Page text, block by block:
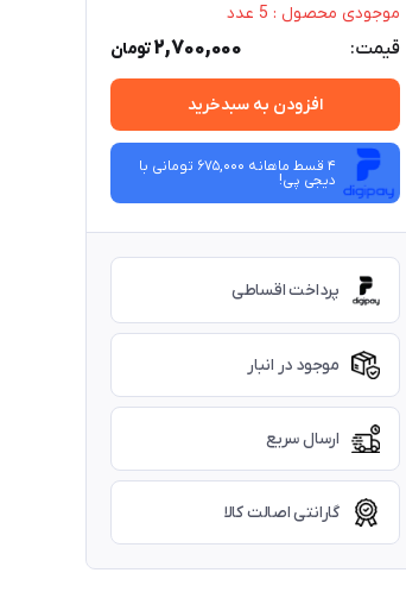
موجودی محصول : 5 عدد
قیمت: 2,700,000تومان
افزودن به سبدخرید
4 قسط ماهانه 675,000 تومانی با
دیجی ‌پی!
پرداخت اقساطی
موجود در انبار
ارسال سریع
گارانتی اصالت کالا